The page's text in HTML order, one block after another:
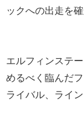
ックへの出走を
エルフィンステ
めるべく臨んだ
ライバル、ライ